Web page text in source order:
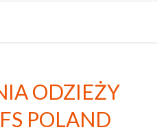
ODZIEŻY
POLAND